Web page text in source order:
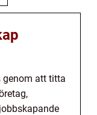
genom att titta